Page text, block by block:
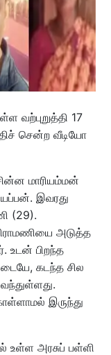
வற்புறுத்தி 17
சென்ற வீடியோ
மாரியம்மன்
இவரது
(29).
அடுத்த
உடன் பிறந்த
கடந்த சில
இருந்து
உள்ள அரசுப் பள்ளி